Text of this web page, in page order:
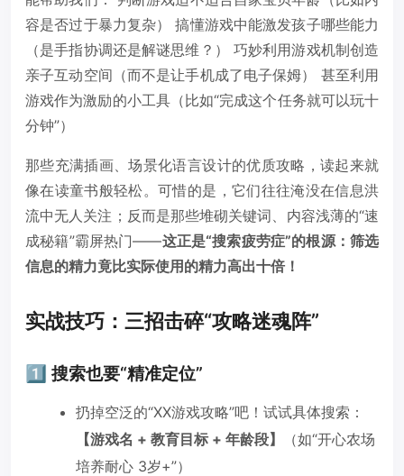
容是否过于暴力复杂） 搞懂游戏中能激发孩子哪些能力
（是手指协调还是解谜思维？） 巧妙利用游戏机制创造
亲子互动空间（而不是让手机成了电子保姆） 甚至利用
游戏作为激励的小工具（比如“完成这个任务就可以玩十
分钟”）
那些充满插画、场景化语言设计的优质攻略，读起来就
像在读童书般轻松。可惜的是，它们往往淹没在信息洪
流中无人关注；反而是那些堆砌关键词、内容浅薄的“速
成秘籍”霸屏热门——这正是“搜索疲劳症”的根源：筛选
信息的精力竟比实际使用的精力高出十倍！
实战技巧：三招击碎“攻略迷魂阵”
1️⃣ 搜索也要“精准定位”
扔掉空泛的“XX游戏攻略”吧！试试具体搜索：
【游戏名 + 教育目标 + 年龄段】
（如“开心农场
培养耐心 3岁+”）